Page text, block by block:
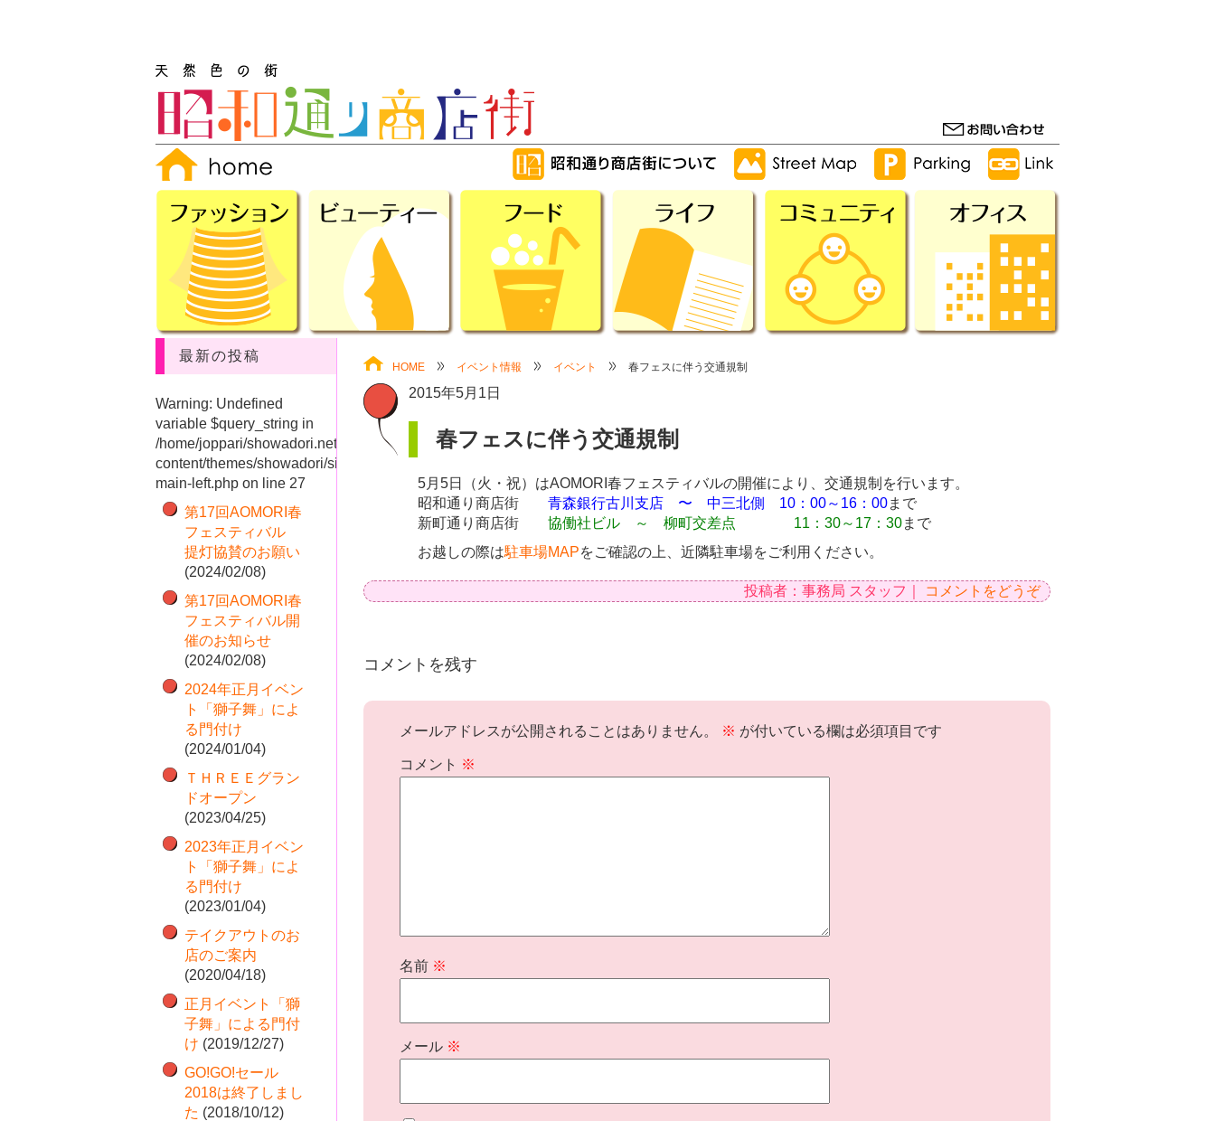
最新の投稿
Warning: Undefined
variable $query_string in
/home/joppari/showadori.net/public_html/shop/wp-
content/themes/showadori/sidebar-
main-left.php on line 27
第17回AOMORI春
フェスティバル
提灯協賛のお願い
(2024/02/08)
第17回AOMORI春
フェスティバル開
催のお知らせ
(2024/02/08)
2024年正月イベン
ト「獅子舞」によ
る門付け
(2024/01/04)
ＴＨＲＥＥグラン
ドオープン
(2023/04/25)
2023年正月イベン
ト「獅子舞」によ
る門付け
(2023/01/04)
テイクアウトのお
店のご案内
(2020/04/18)
正月イベント「獅
子舞」による門付
け (2019/12/27)
GO!GO!セール
2018は終了しまし
た (2018/10/12)
HOME イベント情報 イベント 春フェスに伴う交通規制
2015年5月1日
春フェスに伴う交通規制
5月5日（火・祝）はAOMORI春フェスティバルの開催により、交通規制を行います。
昭和通り商店街 青森銀行古川支店 〜 中三北側 10：00～16：00まで
新町通り商店街 協働社ビル ～ 柳町交差点 11：30～17：30まで
お越しの際は駐車場MAPをご確認の上、近隣駐車場をご利用ください。
投稿者：事務局 スタッフ｜ コメントをどうぞ
コメントを残す
メールアドレスが公開されることはありません。 ※ が付いている欄は必須項目です
コメント ※
名前 ※
メール ※